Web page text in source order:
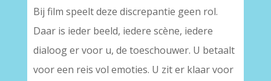
Bij film speelt deze discrepantie geen rol.
Daar is ieder beeld, iedere scène, iedere
dialoog er voor u, de toeschouwer. U betaalt
voor een reis vol emoties. U zit er klaar voor